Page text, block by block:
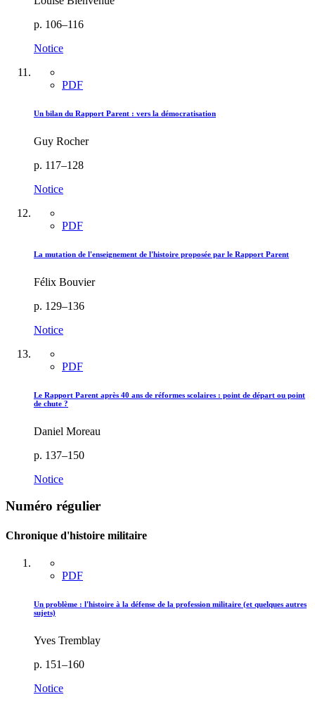
p. 106–116
Notice
PDF
Un bilan du Rapport Parent : vers la démocratisation
Guy Rocher
p. 117–128
Notice
PDF
La mutation de l'enseignement de l'histoire proposée par le Rapport Parent
Félix Bouvier
p. 129–136
Notice
PDF
Le Rapport Parent après 40 ans de réformes scolaires : point de départ ou point
de chute ?
Daniel Moreau
p. 137–150
Notice
Numéro régulier
Chronique d'histoire militaire
PDF
Un problème : l'histoire à la défense de la profession militaire (et quelques autres
sujets)
Yves Tremblay
p. 151–160
Notice